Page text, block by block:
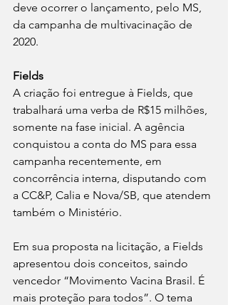
deve ocorrer o lançamento, pelo MS,
da campanha de multivacinação de
2020.
Fields
A criação foi entregue à Fields, que
trabalhará uma verba de R$15 milhões,
somente na fase inicial. A agência
conquistou a conta do MS para essa
campanha recentemente, em
concorrência interna, disputando com
a CC&P, Calia e Nova/SB, que atendem
também o Ministério.
Em sua proposta na licitação, a Fields
apresentou dois conceitos, saindo
vencedor “Movimento Vacina Brasil. É
mais proteção para todos”. O tema